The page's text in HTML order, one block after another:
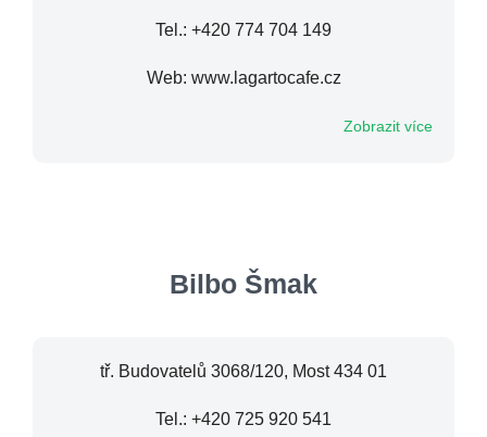
Tel.: +420 774 704 149
Web: www.lagartocafe.cz
Zobrazit více
Bilbo Šmak
tř. Budovatelů 3068/120, Most 434 01
Tel.: +420 725 920 541